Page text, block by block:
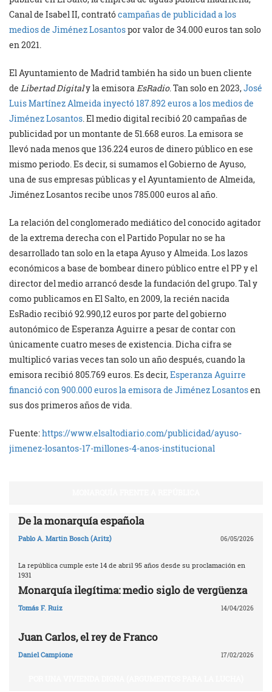
Canal de Isabel II, contratócampañas de publicidad a los
medios de Jiménez Losantospor valor de 34.000 euros tan solo
en 2021.
El Ayuntamiento de Madrid también ha sido un buen cliente
de Libertad Digitaly la emisoraEsRadio. Tan solo en 2023,José
Luis Martínez Almeida inyectó 187.892 euros a los medios de
Jiménez Losantos. El medio digital recibió 20 campañas de
publicidad por un montante de 51.668 euros. La emisora se
llevó nada menos que 136.224 euros de dinero público en ese
mismo periodo. Es decir, si sumamos el Gobierno de Ayuso,
una de sus empresas públicas y el Ayuntamiento de Almeida,
Jiménez Losantos recibe unos 785.000 euros al año.
La relación del conglomerado mediático del conocido agitador
de la extrema derecha con el Partido Popular no se ha
desarrollado tan solo en la etapa Ayuso y Almeida. Los lazos
económicos a base de bombear dinero público entre el PP y el
director del medio arrancó desde la fundación del grupo. Tal y
como publicamos en El Salto, en 2009, la recién nacida
EsRadio recibió 92.990,12 euros por parte del gobierno
autonómico de Esperanza Aguirre a pesar de contar con
únicamente cuatro meses de existencia. Dicha cifra se
multiplicó varias veces tan solo un año después, cuando la
emisora recibió 805.769 euros. Es decir,Esperanza Aguirre
financió con 900.000 euros la emisora de Jiménez Losantosen
sus dos primeros años de vida.
Fuente:https://www.elsaltodiario.com/publicidad/ayuso-
jimenez-losantos-17-millones-4-anos-institucional
De la monarquía española
Pablo A. Martin Bosch (Aritz) 06/05/2026
La república cumple este 14 de abril 95 años desde su proclamación en
1931
Monarquía ilegítima: medio siglo de vergüenza
Tomás F. Ruiz 14/04/2026
Juan Carlos, el rey de Franco
Daniel Campione 17/02/2026